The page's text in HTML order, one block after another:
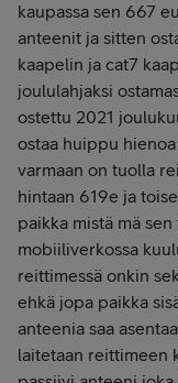
kaupassa sen 667
anteenit ja sitten
kaapelin ja cat7
joululahjaksi
ostettu 2021
ostaa huippu
varmaan on tuolla
hintaan 619e ja
paikka mistä mä
mobiiliverkossa
reittimessä onkin
ehkä jopa paikka
anteenia saa
laitetaan reittimeen